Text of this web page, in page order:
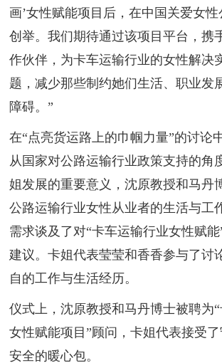
画’女性赋能项目后，在中国关爱女
创举。我们期待通过该项目平台，携
作伙伴，为卡车运输行业的女性解决
题，减少那些制约她们生活、职业发
障碍。”
在“点亮货运路上的巾帼力量”的讨论
从国家对公路运输行业政策支持的角
姐发展的重要意义，沈原教授和马丹
公路运输行业女性从业者的生活与工
需求谈及了对“卡车运输行业女性赋
建议。卡姐代表莹莹和香香参与了讨
自的工作与生活经历。
仪式上，沈原教授和马丹博士被聘为
女性赋能项目”顾问，卡姐代表接受
安全的暖心包。